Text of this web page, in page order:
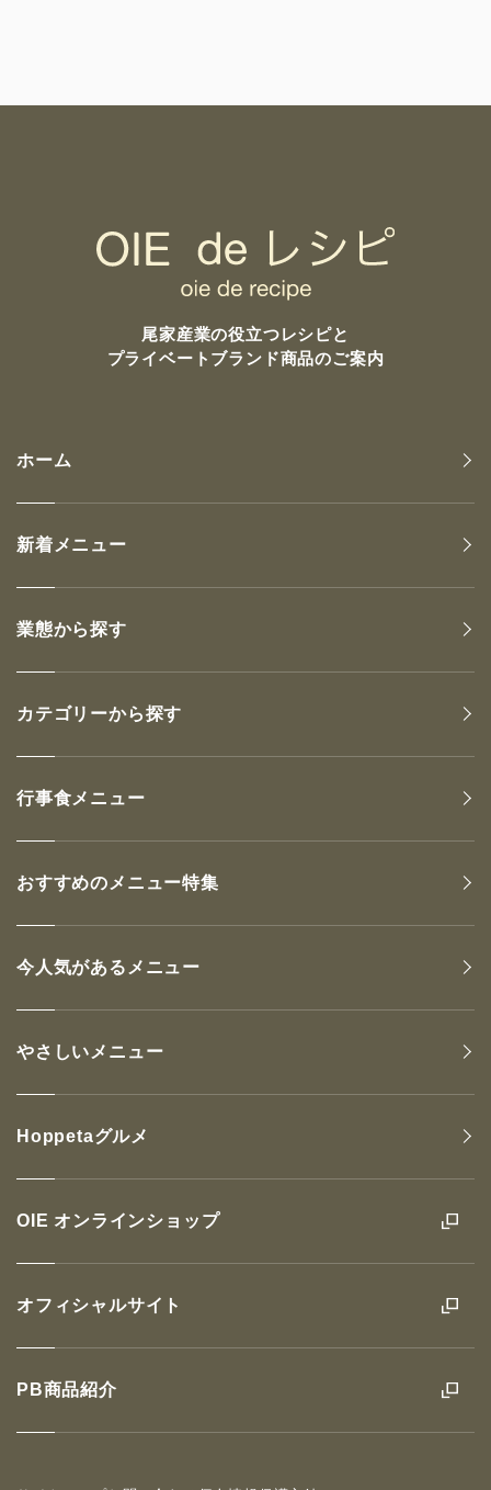
尾家産業の役立つレシピと
プライベートブランド商品のご案内
OIE オンラインショップ
オフィシャルサイト
PB商品紹介
ホーム
新着メニュー
業態から探す
カテゴリーから探す
行事食メニュー
おすすめのメニュー特集
今人気があるメニュー
やさしいメニュー
Hoppetaグルメ